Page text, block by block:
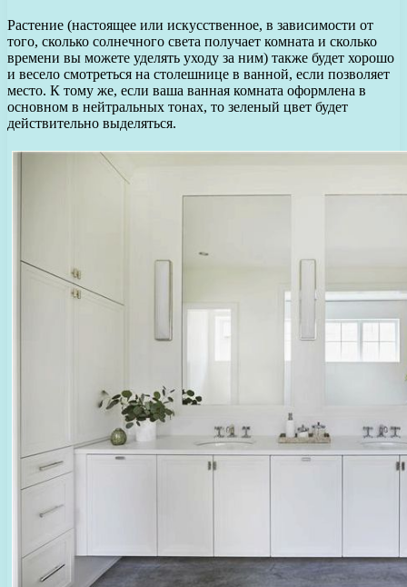
Растение (настоящее или искусственное, в зависимости от
того, сколько солнечного света получает комната и сколько
времени вы можете уделять уходу за ним) также будет хорошо
и весело смотреться на столешнице в ванной, если позволяет
место. К тому же, если ваша ванная комната оформлена в
основном в нейтральных тонах, то зеленый цвет будет
действительно выделяться.